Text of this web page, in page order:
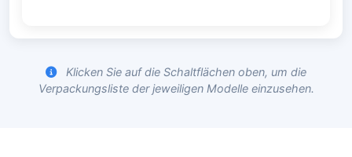
Klicken Sie auf die Schaltflächen oben, um die
Verpackungsliste der jeweiligen Modelle einzusehen.